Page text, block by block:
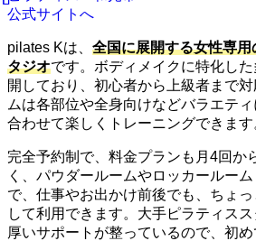
公式サイトへ
pilates Kは、 全国に展開する女性専
タジオです。ボディメイクに特化し
開しており、初心者から上級者まで
ムは各部位や全身向けなどバラエテ
合わせて楽しくトレーニングできます
完全予約制で、料金プランも月4回か
く、パウダールームやロッカールー
で、仕事やお出かけ前後でも、ちょ
して利用できます。大手ピラティス
厚いサポートが整っているので、初